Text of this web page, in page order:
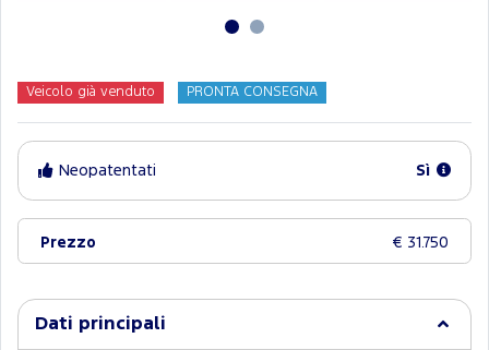
Veicolo già venduto PRONTA CONSEGNA
Neopatentati Sì
Prezzo € 31.750
Dati principali